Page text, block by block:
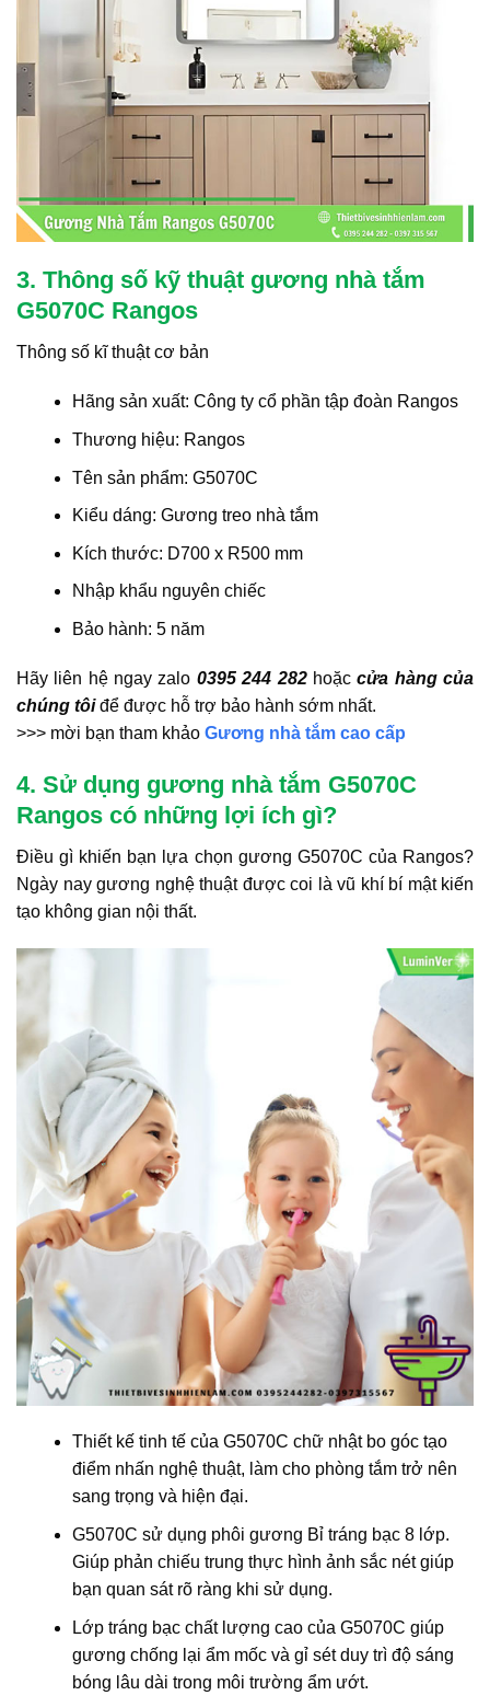
3. Thông số kỹ thuật gương nhà tắm
G5070C Rangos
Thông số kĩ thuật cơ bản
Hãng sản xuất: Công ty cổ phần tập đoàn Rangos
Thương hiệu: Rangos
Tên sản phẩm: G5070C
Kiểu dáng: Gương treo nhà tắm
Kích thước: D700 x R500 mm
Nhập khẩu nguyên chiếc
Bảo hành: 5 năm
Hãy liên hệ ngay zalo 0395 244 282hoặccửa hàng của
chúng tôiđể được hỗ trợ bảo hành sớm nhất.
>>> mời bạn tham khảo Gương nhà tắm cao cấp
4. Sử dụng gương nhà tắm G5070C
Rangos có những lợi ích gì?
Điều gì khiến bạn lựa chọn gương G5070C của Rangos?
Ngày nay gương nghệ thuật được coi là vũ khí bí mật kiến
tạo không gian nội thất.
Thiết kế tinh tế của G5070C chữ nhật bo góc tạo
điểm nhấn nghệ thuật, làm cho phòng tắm trở nên
sang trọng và hiện đại.
G5070C sử dụng phôi gương Bỉ tráng bạc 8 lớp.
Giúp phản chiếu trung thực hình ảnh sắc nét giúp
bạn quan sát rõ ràng khi sử dụng.
Lớp tráng bạc chất lượng cao của G5070C giúp
gương chống lại ẩm mốc và gỉ sét duy trì độ sáng
bóng lâu dài trong môi trường ẩm ướt.